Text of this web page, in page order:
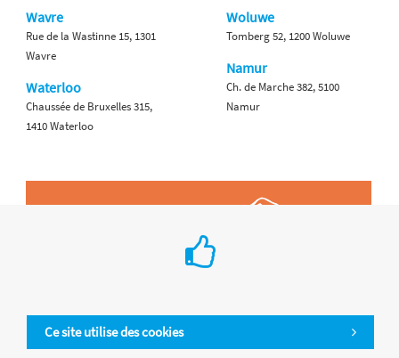
Ce site utilise des cookies
Wavre
Rue de la Wastinne 15, 1301
Wavre
Waterloo
Chaussée de Bruxelles 315,
1410 Waterloo
Woluwe
Tomberg 52, 1200 Woluwe
Namur
Ch. de Marche 382, 5100
Namur